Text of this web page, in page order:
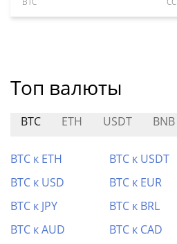
Топ валюты
BTC ETH USDT BNB
BTC к ETH BTC к USDT
BTC к USD
BTC к EUR
BTC к JPY
BTC к BRL
BTC к AUD
BTC к CAD